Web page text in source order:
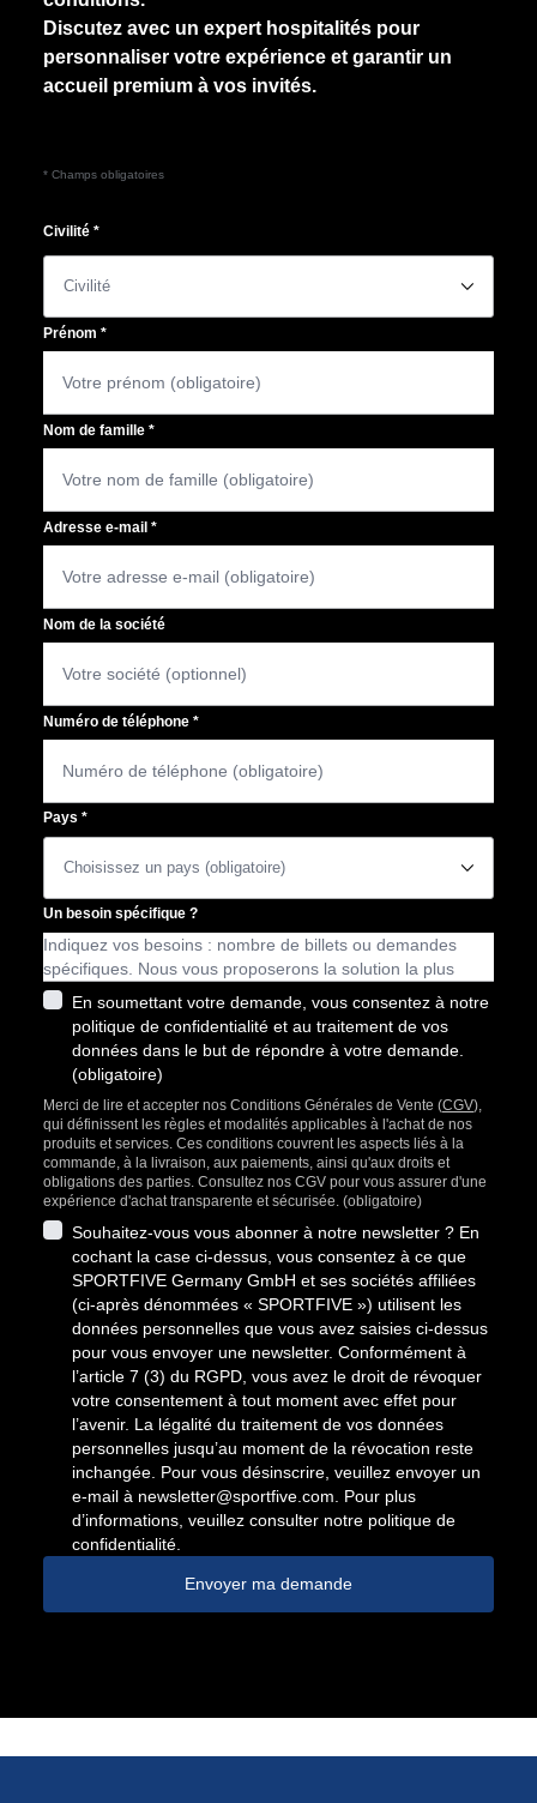
Discutez avec un expert hospitalités pour
personnaliser votre expérience et garantir un
accueil premium à vos invités.
* Champs obligatoires
Civilité *
􀆈
Prénom *
Nom de famille *
Adresse e-mail *
Nom de la société
Numéro de téléphone *
Pays *
􀆈
Un besoin spécifique ?
En soumettant votre demande, vous consentez à notre
politique de confidentialité et au traitement de vos
données dans le but de répondre à votre demande.
(obligatoire)
Merci de lire et accepter nos Conditions Générales de Vente (CGV),
qui définissent les règles et modalités applicables à l'achat de nos
produits et services. Ces conditions couvrent les aspects liés à la
commande, à la livraison, aux paiements, ainsi qu'aux droits et
obligations des parties. Consultez nos CGV pour vous assurer d'une
expérience d'achat transparente et sécurisée. (obligatoire)
Souhaitez-vous vous abonner à notre newsletter ? En
cochant la case ci-dessus, vous consentez à ce que
SPORTFIVE Germany GmbH et ses sociétés affiliées
(ci-après dénommées « SPORTFIVE ») utilisent les
données personnelles que vous avez saisies ci-dessus
pour vous envoyer une newsletter. Conformément à
l’article 7 (3) du RGPD, vous avez le droit de révoquer
votre consentement à tout moment avec effet pour
l’avenir. La légalité du traitement de vos données
personnelles jusqu’au moment de la révocation reste
inchangée. Pour vous désinscrire, veuillez envoyer un
e-mail à newsletter@sportfive.com. Pour plus
d’informations, veuillez consulter notre politique de
confidentialité.
Envoyer ma demande